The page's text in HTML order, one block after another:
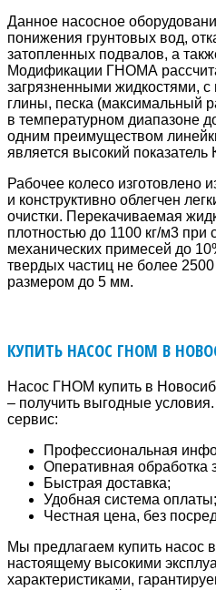
Данное насосное
понижения грунтовых вод,
затопленных подвалов, а
Модификации ГНОМА
загрязненными жидкостями,
глины, песка (максимальный
в температурном диапазоне
одним преимуществом
является высокий показатель
Рабочее колесо изготовлено
и конструктивно облегчен
очистки. Перекачиваемая
плотностью до 1100 кг/м3
механических примесей до
твердых частиц не более
размером до 5 мм.
КУПИТЬ НАСОС ГНОМ В
Насос ГНОМ купить в
– получить выгодные
сервис:
Профессиональная
Оперативная обработка
Быстрая доставка;
Удобная система оплаты;
Честная цена, без
Мы предлагаем купить насос
настоящему высокими
характеристиками,